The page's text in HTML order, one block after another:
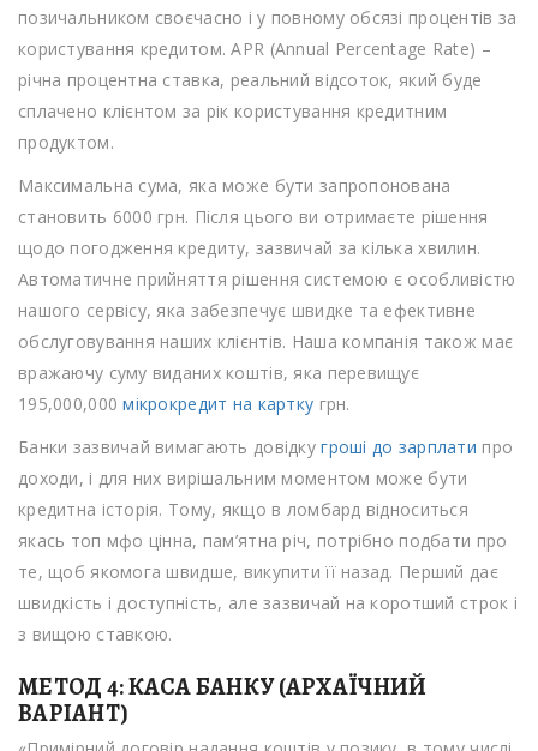
позичальником своєчасно і у повному обсязі процентів за
користування кредитом. APR (Annual Percentage Rate) –
річна процентна ставка, реальний відсоток, який буде
сплачено клієнтом за рік користування кредитним
продуктом.
Максимальна сума, яка може бути запропонована
становить 6000 грн. Після цього ви отримаєте рішення
щодо погодження кредиту, зазвичай за кілька хвилин.
Автоматичне прийняття рішення системою є особливістю
нашого сервісу, яка забезпечує швидке та ефективне
обслуговування наших клієнтів. Наша компанія також має
вражаючу суму виданих коштів, яка перевищує
195,000,000мікрокредит на картку грн.
Банки зазвичай вимагають довідкугроші до зарплати про
доходи, і для них вирішальним моментом може бути
кредитна історія. Тому, якщо в ломбард відноситься
якась топ мфо цінна, пам’ятна річ, потрібно подбати про
те, щоб якомога швидше, викупити її назад. Перший дає
швидкість і доступність, але зазвичай на коротший строк і
з вищою ставкою.
МЕТОД 4: КАСА БАНКУ (АРХАЇЧНИЙ
ВАРІАНТ)